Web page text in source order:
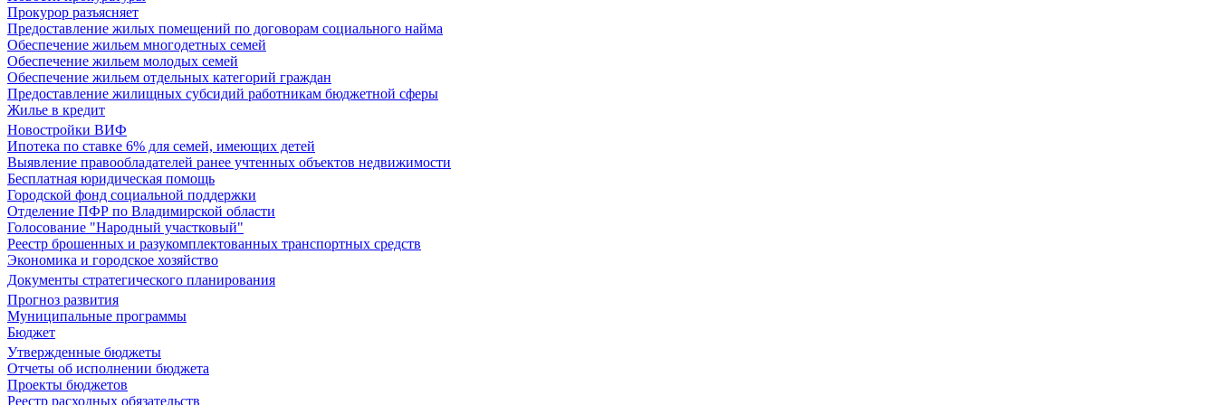
Прокурор разъясняет
Предоставление жилых помещений по договорам социального найма
Обеспечение жильем многодетных семей
Обеспечение жильем молодых семей
Обеспечение жильем отдельных категорий граждан
Предоставление жилищных субсидий работникам бюджетной сферы
Жилье в кредит
Новостройки ВИФ
Ипотека по ставке 6% для семей, имеющих детей
Выявление правообладателей ранее учтенных объектов недвижимости
Бесплатная юридическая помощь
Городской фонд социальной поддержки
Отделение ПФР по Владимирской области
Голосование "Народный участковый"
Реестр брошенных и разукомплектованных транспортных средств
Экономика и городское хозяйство
Документы стратегического планирования
Прогноз развития
Муниципальные программы
Бюджет
Утвержденные бюджеты
Отчеты об исполнении бюджета
Проекты бюджетов
Реестр расходных обязательств